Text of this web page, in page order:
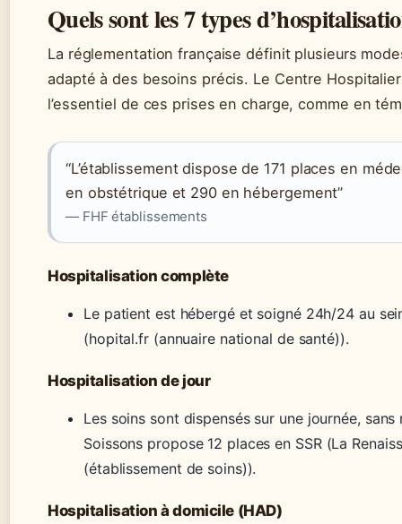
Quels sont les 7 types
La réglementation française définit plusieurs
adapté à des besoins précis. Le Centre
l’essentiel de ces prises en charge, comme en
“L’établissement dispose de 171 places en
en obstétrique et 290 en hébergement”
— FHF établissements
Hospitalisation complète
Le patient est hébergé et soigné 24h/24 au
(hopital.fr (annuaire national de santé)).
Hospitalisation de jour
Les soins sont dispensés sur une journée, sans
Soissons propose 12 places en SSR (La
(établissement de soins)).
Hospitalisation à domicile (HAD)